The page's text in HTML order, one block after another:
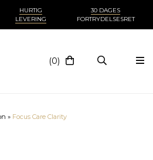
HURTIG
LEVERING
30 DAGES
FORTRYDELSESRET
(0)
» Focus Care Clarity